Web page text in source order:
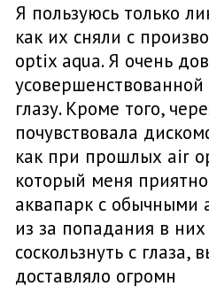
Я пользуюсь только
как их сняли с
optix aqua. Я очень
глазу. Кроме того,
почувствовала
как при прошлых air
который меня
аквапарк с обычными
из за попадания в
соскользнуть с глаза,
доставляло огромн